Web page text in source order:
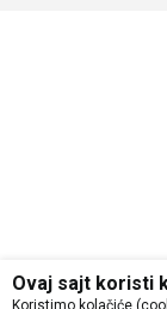
Ovaj sajt koristi
Koristimo kolačiće